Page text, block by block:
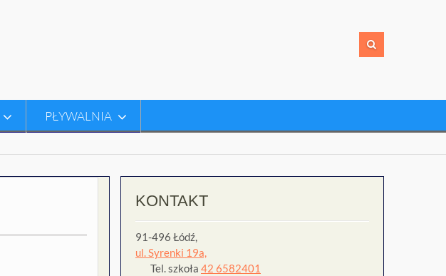
PŁYWALNIA
KONTAKT
91-496 Łódź,
ul. Syrenki 19a,
Tel. szkoła 42 6582401